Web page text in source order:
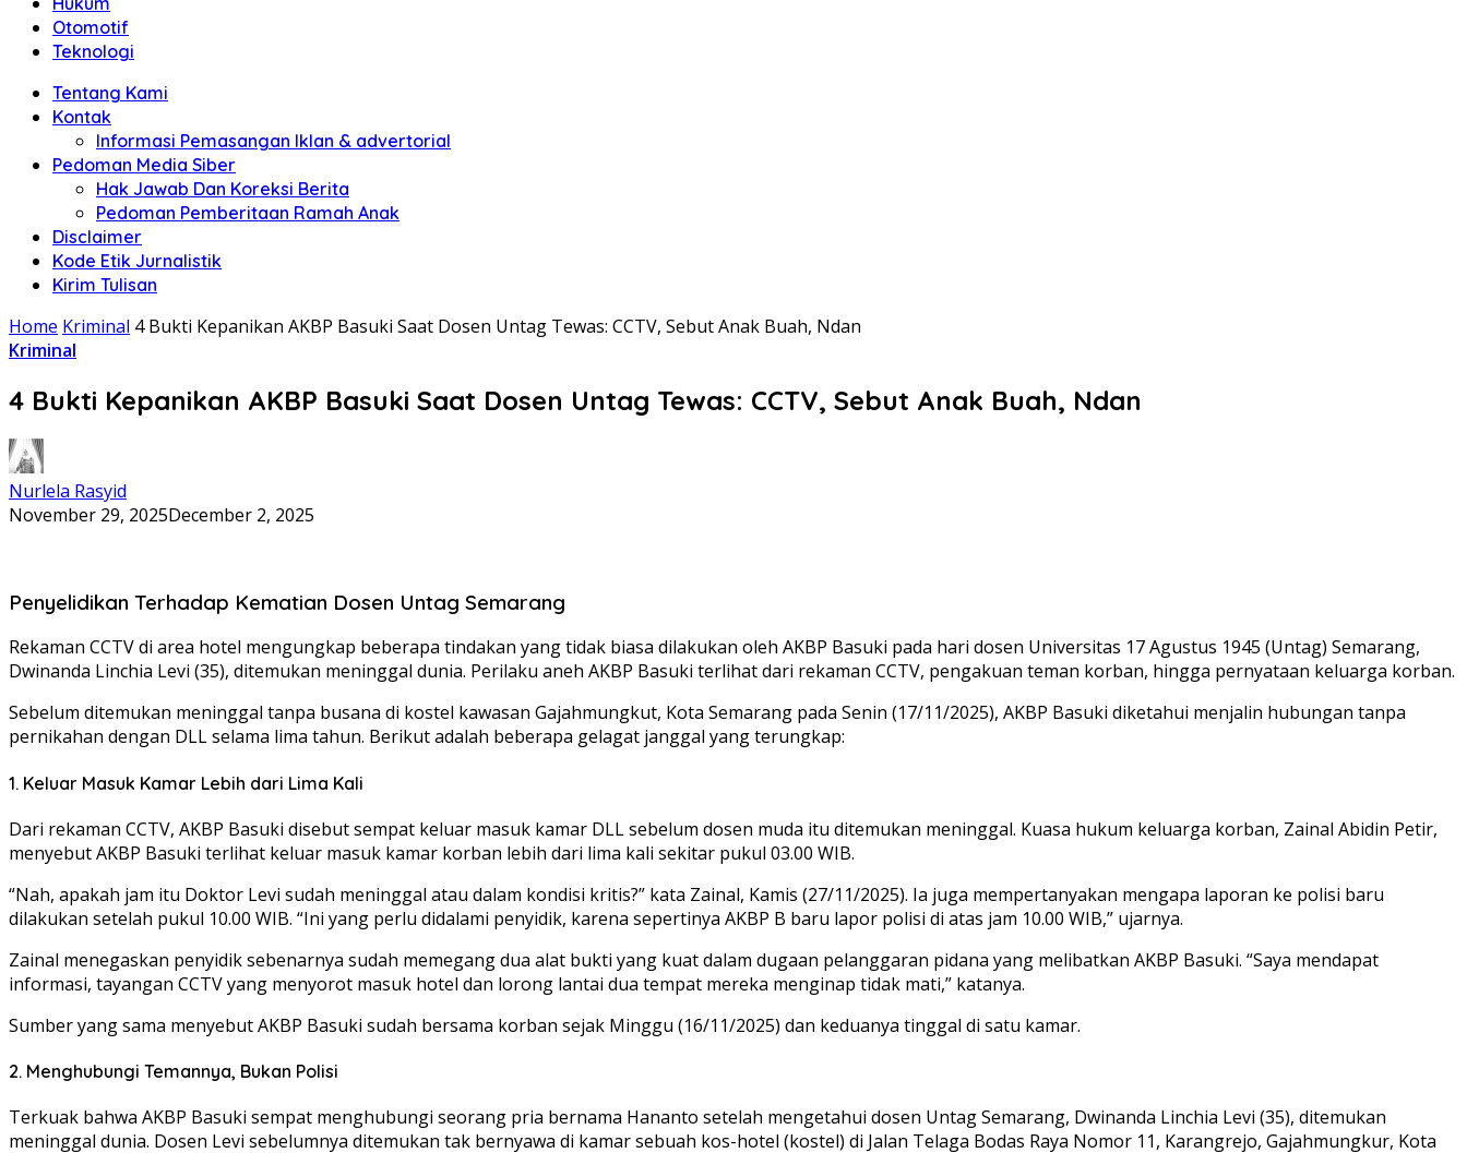
Otomotif
Teknologi
Tentang Kami
Kontak
Informasi Pemasangan Iklan & advertorial
Pedoman Media Siber
Hak Jawab Dan Koreksi Berita
Pedoman Pemberitaan Ramah Anak
Disclaimer
Kode Etik Jurnalistik
Kirim Tulisan
Home Kriminal 4 Bukti Kepanikan AKBP Basuki Saat Dosen Untag Tewas: CCTV, Sebut Anak Buah, Ndan
Kriminal
4 Bukti Kepanikan AKBP Basuki Saat Dosen Untag Tewas: CCTV, Sebut Anak Buah, Ndan
Nurlela Rasyid
November 29, 2025December 2, 2025
Penyelidikan Terhadap Kematian Dosen Untag Semarang
Rekaman CCTV di area hotel mengungkap beberapa tindakan yang tidak biasa dilakukan oleh AKBP Basuki pada hari dosen Universitas 17 Agustus 1945 (Untag) Semarang,
Dwinanda Linchia Levi (35), ditemukan meninggal dunia. Perilaku aneh AKBP Basuki terlihat dari rekaman CCTV, pengakuan teman korban, hingga pernyataan keluarga korban.
Sebelum ditemukan meninggal tanpa busana di kostel kawasan Gajahmungkut, Kota Semarang pada Senin (17/11/2025), AKBP Basuki diketahui menjalin hubungan tanpa
pernikahan dengan DLL selama lima tahun. Berikut adalah beberapa gelagat janggal yang terungkap:
1. Keluar Masuk Kamar Lebih dari Lima Kali
Dari rekaman CCTV, AKBP Basuki disebut sempat keluar masuk kamar DLL sebelum dosen muda itu ditemukan meninggal. Kuasa hukum keluarga korban, Zainal Abidin Petir,
menyebut AKBP Basuki terlihat keluar masuk kamar korban lebih dari lima kali sekitar pukul 03.00 WIB.
“Nah, apakah jam itu Doktor Levi sudah meninggal atau dalam kondisi kritis?” kata Zainal, Kamis (27/11/2025). Ia juga mempertanyakan mengapa laporan ke polisi baru
dilakukan setelah pukul 10.00 WIB. “Ini yang perlu didalami penyidik, karena sepertinya AKBP B baru lapor polisi di atas jam 10.00 WIB,” ujarnya.
Zainal menegaskan penyidik sebenarnya sudah memegang dua alat bukti yang kuat dalam dugaan pelanggaran pidana yang melibatkan AKBP Basuki. “Saya mendapat
informasi, tayangan CCTV yang menyorot masuk hotel dan lorong lantai dua tempat mereka menginap tidak mati,” katanya.
Sumber yang sama menyebut AKBP Basuki sudah bersama korban sejak Minggu (16/11/2025) dan keduanya tinggal di satu kamar.
2. Menghubungi Temannya, Bukan Polisi
Terkuak bahwa AKBP Basuki sempat menghubungi seorang pria bernama Hananto setelah mengetahui dosen Untag Semarang, Dwinanda Linchia Levi (35), ditemukan
meninggal dunia. Dosen Levi sebelumnya ditemukan tak bernyawa di kamar sebuah kos-hotel (kostel) di Jalan Telaga Bodas Raya Nomor 11, Karangrejo, Gajahmungkur, Kota